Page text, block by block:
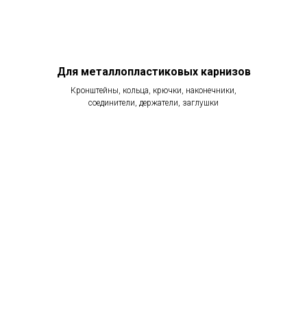
Для металлопластиковых карнизов
Кронштейны, кольца, крючки, наконечники,
соединители, держатели, заглушки